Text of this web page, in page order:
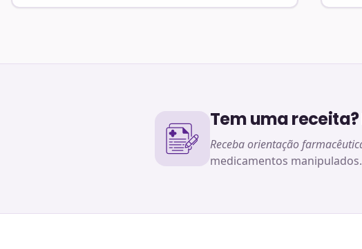
Tem uma
Receba orientação
medicamentos manipulados.